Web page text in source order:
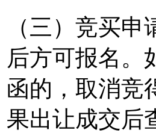
（三）竞买
后方可报名。
函的，取消竞
果出让成交后